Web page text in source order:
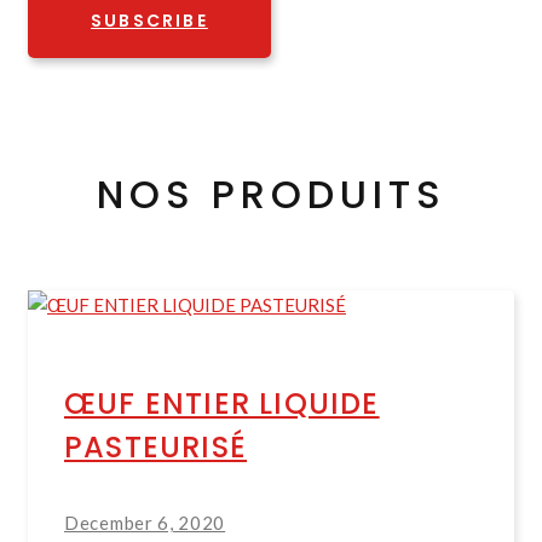
SUBSCRIBE
NOS PRODUITS
ŒUF ENTIER LIQUIDE
PASTEURISÉ
December 6, 2020